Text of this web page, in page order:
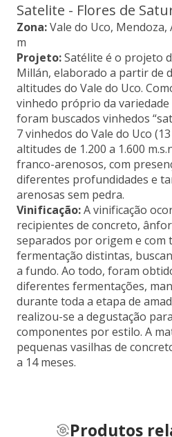
Satelite - Flores de
Zona:Vale do Uco, Mendoza,
m
Projeto:Satélite é o projeto
Millán, elaborado a partir de
altitudes do Vale do Uco.
vinhedo próprio da variedade
foram buscados vinhedos
7 vinhedos do Vale do Uco
altitudes de 1.200 a 1.600
franco-arenosos, com
diferentes profundidades e
arenosas sem pedra.
Vinificação:A vinificação
recipientes de concreto,
separados por origem e com
fermentação distintas,
a fundo. Ao todo, foram
diferentes fermentações,
durante toda a etapa de
realizou-se a degustação
componentes por estilo. A
pequenas vasilhas de
a 14 meses.
Produtos